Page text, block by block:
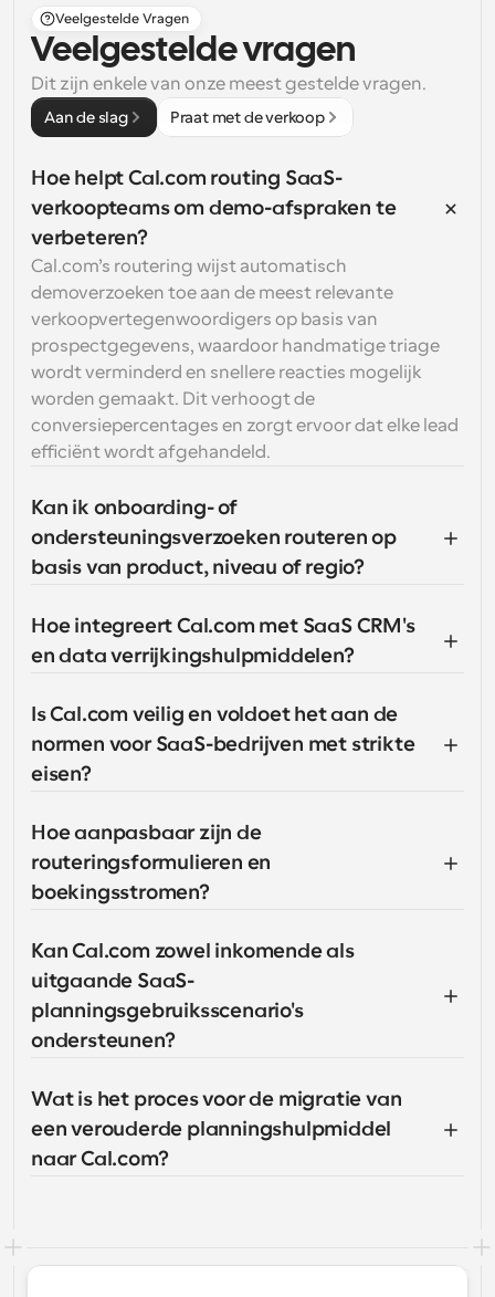
Veelgestelde Vragen
Veelgestelde vragen
Dit zijn enkele van onze meest gestelde vragen.
Aan de slag Praat met de verkoop
Hoe helpt Cal.com routing SaaS-
verkoopteams om demo-afspraken te
verbeteren?
Cal.com’s routering wijst automatisch
demoverzoeken toe aan de meest relevante
verkoopvertegenwoordigers op basis van
prospectgegevens, waardoor handmatige triage
wordt verminderd en snellere reacties mogelijk
worden gemaakt. Dit verhoogt de
conversiepercentages en zorgt ervoor dat elke lead
efficiënt wordt afgehandeld.
Kan ik onboarding- of
ondersteuningsverzoeken routeren op
basis van product, niveau of regio?
Hoe integreert Cal.com met SaaS CRM's
en data verrijkingshulpmiddelen?
Is Cal.com veilig en voldoet het aan de
normen voor SaaS-bedrijven met strikte
eisen?
Hoe aanpasbaar zijn de
routeringsformulieren en
boekingsstromen?
Kan Cal.com zowel inkomende als
uitgaande SaaS-
planningsgebruiksscenario's
ondersteunen?
Wat is het proces voor de migratie van
een verouderde planningshulpmiddel
naar Cal.com?